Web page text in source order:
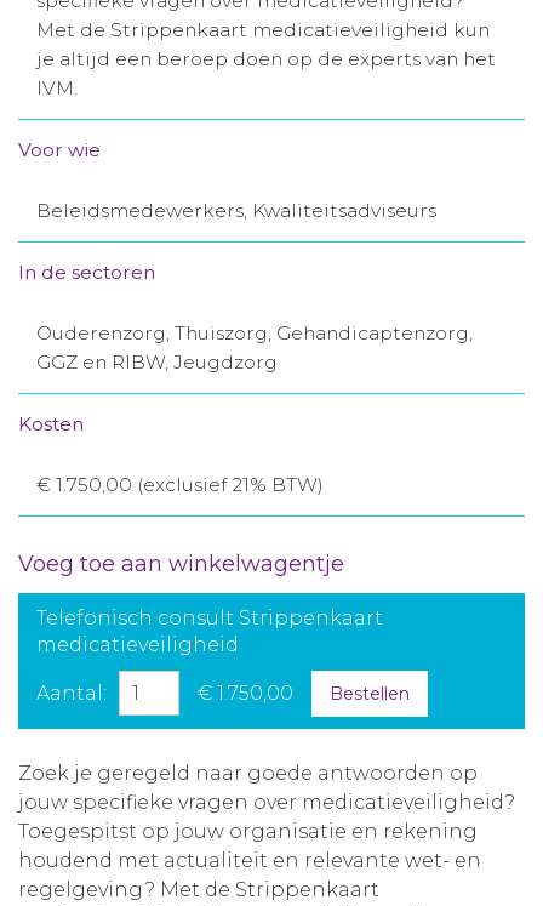
Aanmelden nieuwsbrief
Met de Strippenkaart medicatieveiligheid kun
je altijd een beroep doen op de experts van het
IVM.
Voor wie
Beleidsmedewerkers, Kwaliteitsadviseurs
In de sectoren
Ouderenzorg, Thuiszorg, Gehandicaptenzorg,
GGZ en RIBW, Jeugdzorg
Kosten
€ 1.750,00 (exclusief 21% BTW)
Voeg toe aan winkelwagentje
Telefonisch consult Strippenkaart
medicatieveiligheid
Aantal: € 1.750,00 Bestellen
Zoek je geregeld naar goede antwoorden op
jouw specifieke vragen over medicatieveiligheid?
Toegespitst op jouw organisatie en rekening
houdend met actualiteit en relevante wet- en
regelgeving? Met de Strippenkaart